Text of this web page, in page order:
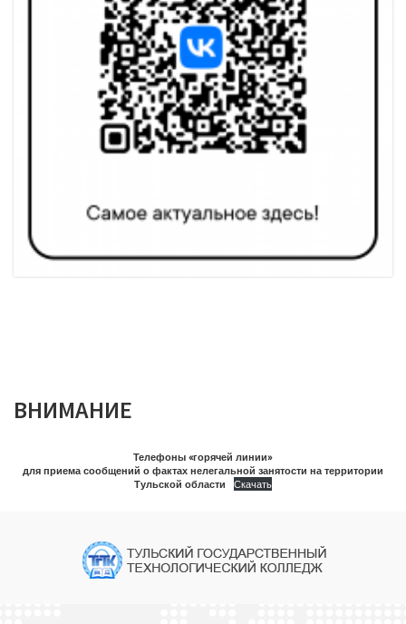
ВНИМАНИЕ
Телефоны «горячей линии»
для приема сообщений о фактах нелегальной занятости на территории
Тульской области
Скачать